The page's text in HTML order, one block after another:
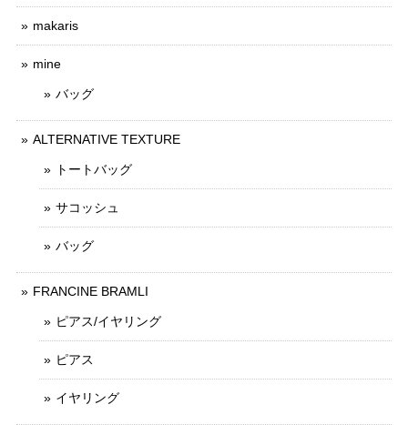
makaris
mine
バッグ
ALTERNATIVE TEXTURE
トートバッグ
サコッシュ
バッグ
FRANCINE BRAMLI
ピアス/イヤリング
ピアス
イヤリング